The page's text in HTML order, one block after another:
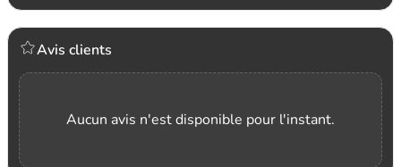
Avis clients
Aucun avis n'est disponible pour l'instant.